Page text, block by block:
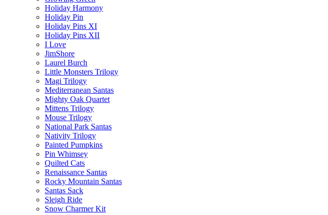
Holiday Harmony
Holiday Pin
Holiday Pins XI
Holiday Pins XII
I Love
JimShore
Laurel Burch
Little Monsters Trilogy
Magi Trilogy
Mediterranean Santas
Mighty Oak Quartet
Mittens Trilogy
Mouse Trilogy
National Park Santas
Nativity Trilogy
Painted Pumpkins
Pin Whimsey
Quilted Cats
Renaissance Santas
Rocky Mountain Santas
Santas Sack
Sleigh Ride
Snow Charmer Kit